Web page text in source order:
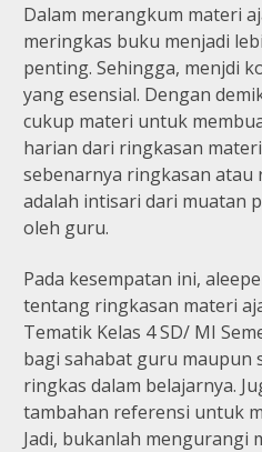
Dalam merangkum materi
meringkas buku menjadi
penting. Sehingga, menjdi
yang esensial. Dengan
cukup materi untuk
harian dari ringkasan
sebenarnya ringkasan
adalah intisari dari muatan
oleh guru.
Pada kesempatan ini,
tentang ringkasan materi
Tematik Kelas 4 SD/ MI
bagi sahabat guru maupun
ringkas dalam belajarnya.
tambahan referensi untuk
Jadi, bukanlah mengurangi